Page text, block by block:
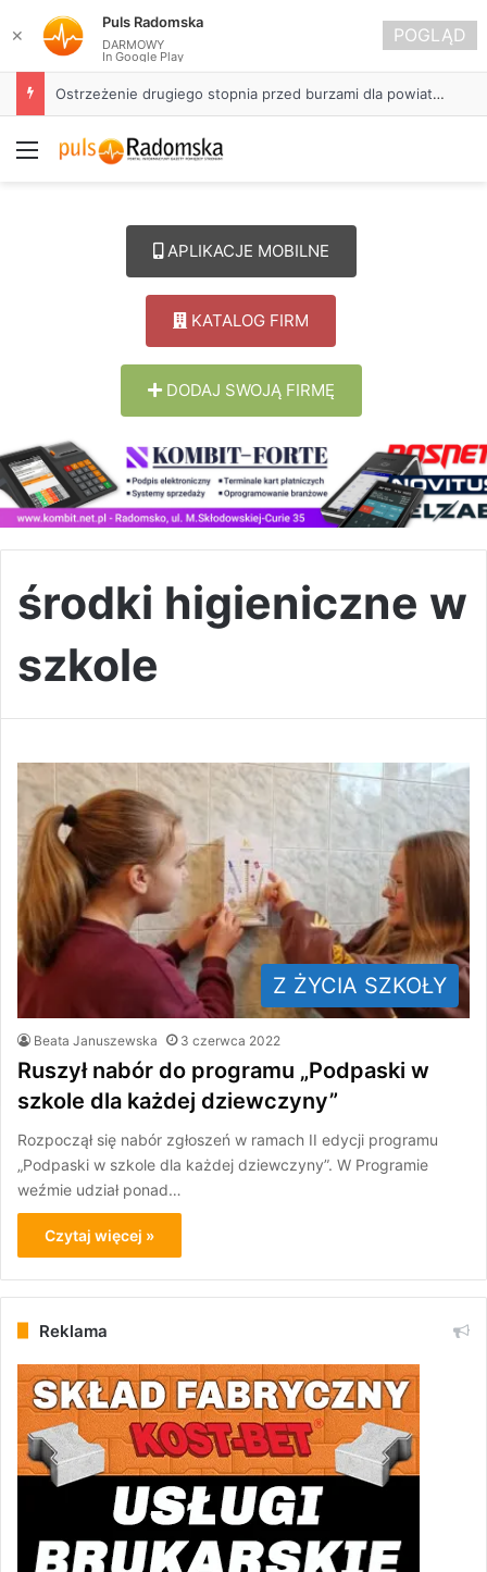
Ostrzeżenie drugiego stopnia przed burzami dla powiatu radomszczańskiego
Menu
APLIKACJE MOBILNE
KATALOG FIRM
DODAJ SWOJĄ FIRMĘ
środki higieniczne w
szkole
Z ŻYCIA SZKOŁY
Beata Januszewska 3 czerwca 2022
Ruszył nabór do programu „Podpaski w
szkole dla każdej dziewczyny”
Rozpoczął się nabór zgłoszeń w ramach II edycji programu
„Podpaski w szkole dla każdej dziewczyny”. W Programie
weźmie udział ponad…
Czytaj więcej »
Reklama
✕
Puls Radomska
DARMOWY
In Google Play
POGLĄD